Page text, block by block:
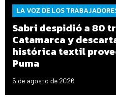
LA VOZ DE LOS
Sabri despidió a 80
Catamarca y
histórica textil
Puma
5 de agosto de 2026